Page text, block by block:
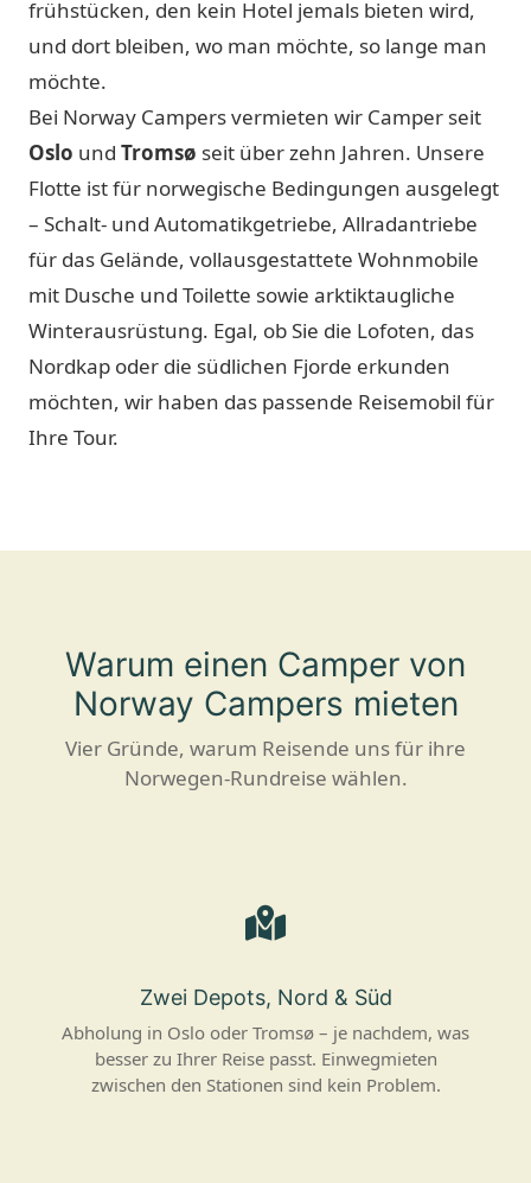
frühstücken, den kein Hotel jemals bieten wird,
und dort bleiben, wo man möchte, so lange man
möchte.
Bei Norway Campers vermieten wir Camper seit
Oslo und Tromsø seit über zehn Jahren. Unsere
Flotte ist für norwegische Bedingungen ausgelegt
– Schalt- und Automatikgetriebe, Allradantriebe
für das Gelände, vollausgestattete Wohnmobile
mit Dusche und Toilette sowie arktiktaugliche
Winterausrüstung. Egal, ob Sie die Lofoten, das
Nordkap oder die südlichen Fjorde erkunden
möchten, wir haben das passende Reisemobil für
Ihre Tour.
Warum einen Camper von
Norway Campers mieten
Vier Gründe, warum Reisende uns für ihre
Norwegen-Rundreise wählen.
Zwei Depots, Nord & Süd
Abholung in Oslo oder Tromsø – je nachdem, was
besser zu Ihrer Reise passt. Einwegmieten
zwischen den Stationen sind kein Problem.